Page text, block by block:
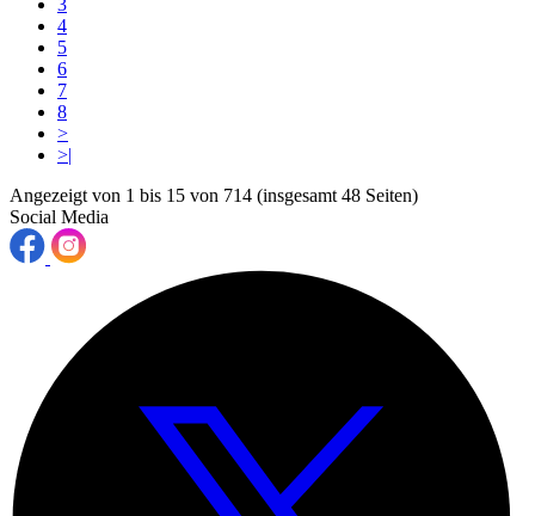
4
5
6
7
8
>
>|
Angezeigt von 1 bis 15 von 714 (insgesamt 48 Seiten)
Social Media